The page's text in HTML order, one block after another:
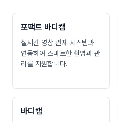
포팩트 바디캠
실시간 영상 관제 시스템과
연동하여 스마트한 촬영과 관
리를 지원합니다.
바디캠